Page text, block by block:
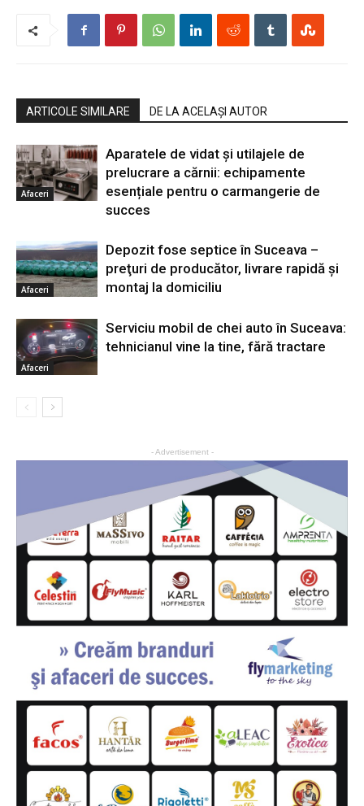
ARTICOLE SIMILARE DE LA ACELAȘI AUTOR
Afaceri
Aparatele de vidat și utilajele de
prelucrare a cărnii: echipamente
esențiale pentru o carmangerie de
succes
Afaceri
Depozit fose septice în Suceava –
preţuri de producător, livrare rapidă şi
montaj la domiciliu
Afaceri
Serviciu mobil de chei auto în Suceava:
tehnicianul vine la tine, fără tractare
- Advertisement -